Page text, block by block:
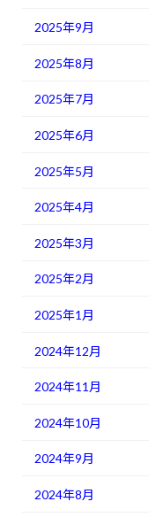
2025年9月
2025年8月
2025年7月
2025年6月
2025年5月
2025年4月
2025年3月
2025年2月
2025年1月
2024年12月
2024年11月
2024年10月
2024年9月
2024年8月